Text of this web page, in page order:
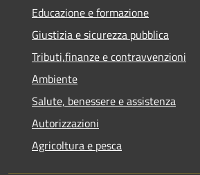
Educazione e formazione
Giustizia e sicurezza pubblica
Tributi,finanze e contravvenzioni
Ambiente
Salute, benessere e assistenza
Autorizzazioni
Agricoltura e pesca